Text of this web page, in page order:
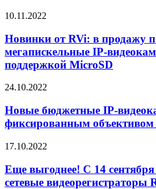
10.11.2022
Новинки от RVi: в продажу
мегапискельные IP-
поддержкой MicroSD
24.10.2022
Новые бюджетные IP-
фиксированным объективом
17.10.2022
Еще выгоднее! С 14
сетевые видеорегистраторы